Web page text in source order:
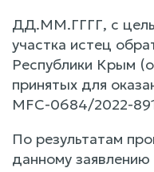
ДД.ММ.ГГГГ, с
участка истец
Республики Крым
принятых для
MFC-0684/2022-
По результатам
данному